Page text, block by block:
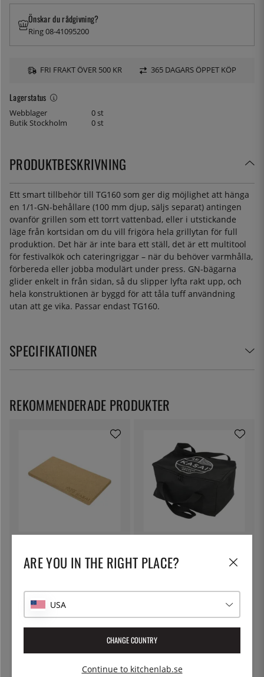
Lagerstatus
Webblager
0 st
Butik Stockholm
0 st
Önskar du rådgivning?
Ring 08-41095200
FRI FRAKT ÖVER 500 KR 365 DAGARS ÖPPET KÖP
PRODUKTBESKRIVNING
Ett smart tillbehör till TG160 som ger dig möjlighet att hänga
en 1/1-GN-behållare (100 mm djup, säljs separat) antingen
ovanför grillen som ett torrt vattenbad, eller i utstickande
läge från kortsidan om du vill frigöra hela grillytan för full
produktion. Det här är inte bara ett ställ, det är ett multitool
för festivalkök och cateringriggar – när du behöver varmhålla,
förbereda eller jobba modulärt under press. GN-bägarna
glider enkelt in från sidan, så du slipper lyfta rakt upp, och
hela konstruktionen är byggd för att tåla tuff användning
utan att ge vika. Passar endast TG160.
SPECIFIKATIONER
KASAI
Medium Long - Kasai
KASAI
REKOMMENDERADE PRODUKTER
ARE YOU IN THE RIGHT PLACE?
USA
CHANGE COUNTRY
Continue to kitchenlab.se